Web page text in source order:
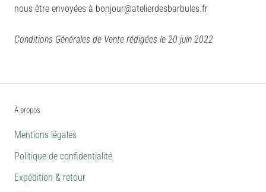
nous être envoyées à bonjour@atelierdesbarbules.fr
Conditions Générales de Vente rédigées le 20 juin 2022
À propos
Mentions légales
Politique de confidentialité
Expédition & retour